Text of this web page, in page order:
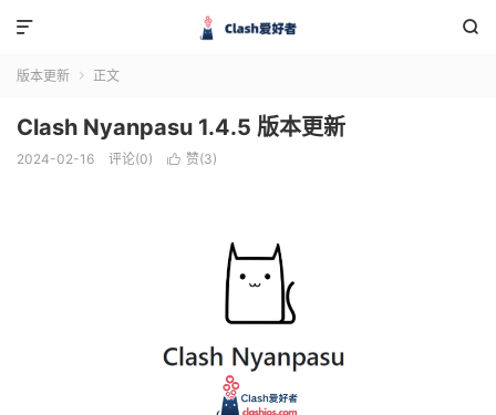


版本更新  正文
Clash Nyanpasu 1.4.5 版本更新
2024-02-16 评论(0)  赞(3)